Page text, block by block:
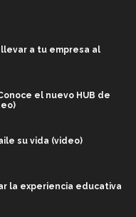
a tu empresa al
el nuevo HUB de
su vida (video)
la experiencia educativa